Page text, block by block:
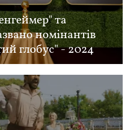
та
номінантів
глобус" - 2024